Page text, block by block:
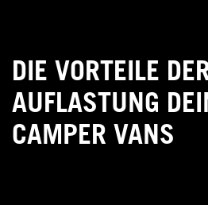
DIE VORTEILE
AUFLASTUNG
CAMPER VANS